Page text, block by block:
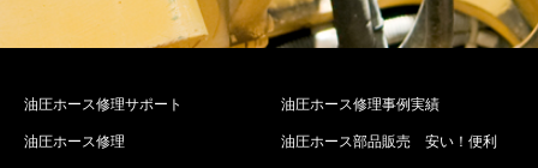
油圧ホース修理サポート
油圧ホース修理
油圧ホース修理事例実績
油圧ホース部品販売 安い！便利